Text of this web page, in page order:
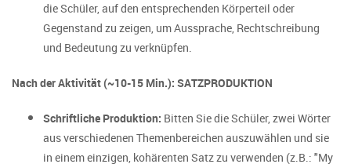
die Schüler, auf den entsprechenden Körperteil oder
Gegenstand zu zeigen, um Aussprache, Rechtschreibung
und Bedeutung zu verknüpfen.
Nach der Aktivität (~10-15 Min.): SATZPRODUKTION
Schriftliche Produktion: Bitten Sie die Schüler, zwei Wörter
aus verschiedenen Themenbereichen auszuwählen und sie
in einem einzigen, kohärenten Satz zu verwenden (z.B.: "My